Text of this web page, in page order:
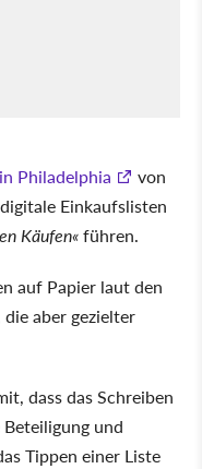
Philadelphia
von
Einkaufslisten
Käufen führen.
auf Papier laut den
aber gezielter
dass das Schreiben
und
Tippen einer Liste